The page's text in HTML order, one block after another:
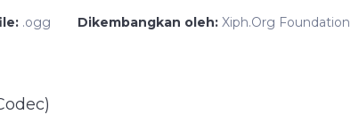
.ogg Dikembangkan oleh: Xiph.Org Foundation